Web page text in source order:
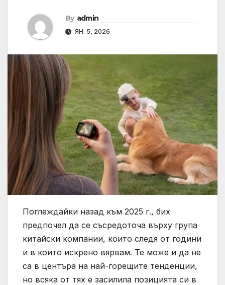
By admin
ЯН. 5, 2026
Поглеждайки назад към 2025 г., бих
предпочел да се съсредоточа върху група
китайски компании, които следя от години
и в които искрено вярвам. Те може и да не
са в центъра на най-горещите тенденции,
но всяка от тях е засилила позицията си в